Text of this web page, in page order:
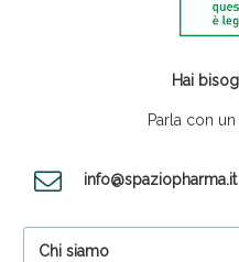
Hai
Parla con
info@spaziopharma.it
Chi siamo